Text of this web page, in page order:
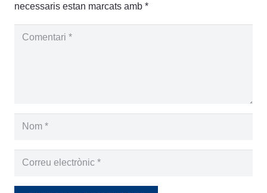
necessaris estan marcats amb *